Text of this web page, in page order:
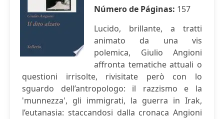
Número de Páginas: 157
Lucido, brillante, a tratti
animato da una vis
polemica, Giulio Angioni
affronta tematiche attuali o
questioni irrisolte, rivisitate però con lo
sguardo dell’antropologo: il razzismo e la
'munnezza', gli immigrati, la guerra in Irak,
l’eutanasia: staccandosi dalla cronaca Angioni